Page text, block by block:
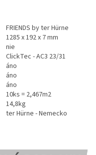
FRIENDS by ter Hürne
1285 x 192 x 7 mm
nie
ClickTec - AC3 23/31
áno
áno
áno
10ks = 2,467m2
14,8kg
ter Hürne - Nemecko